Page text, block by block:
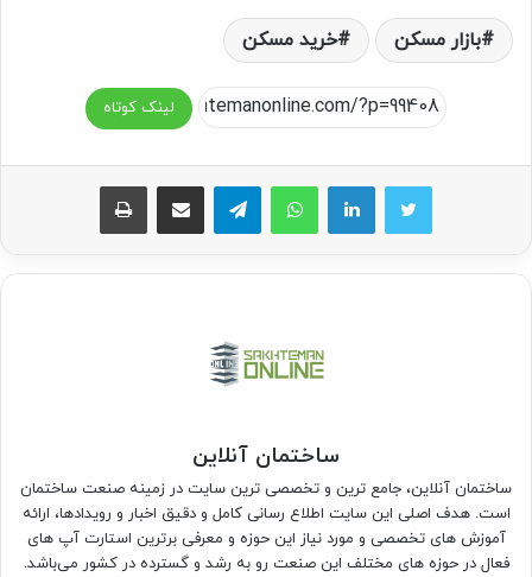
بازار مسکن خرید مسکن
لینک کوتاه
واتس آپ تلگرام اشتراک گذاری از طریق ایمیل چاپ
ساختمان آنلاین
ساختمان آنلاین، جامع ترین و تخصصی ترین سایت در زمینه صنعت ساختمان
است. هدف اصلی این سایت اطلاع رسانی کامل و دقیق اخبار و رویدادها، ارائه
آموزش های تخصصی و مورد نیاز این حوزه و معرفی برترین استارت آپ های
فعال در حوزه های مختلف این صنعت رو به رشد و گسترده در کشور می‌باشد.